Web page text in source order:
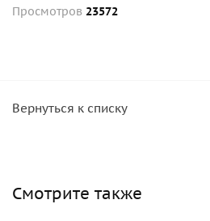
Просмотров 23572
Вернуться к списку
Смотрите также